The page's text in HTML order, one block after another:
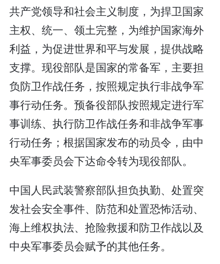
共产党领导和社会主义制度，为捍卫国家
主权、统一、领土完整，为维护国家海外
利益，为促进世界和平与发展，提供战略
支撑。现役部队是国家的常备军，主要担
负防卫作战任务，按照规定执行非战争军
事行动任务。预备役部队按照规定进行军
事训练、执行防卫作战任务和非战争军事
行动任务；根据国家发布的动员令，由中
央军事委员会下达命令转为现役部队。
中国人民武装警察部队担负执勤、处置突
发社会安全事件、防范和处置恐怖活动、
海上维权执法、抢险救援和防卫作战以及
中央军事委员会赋予的其他任务。